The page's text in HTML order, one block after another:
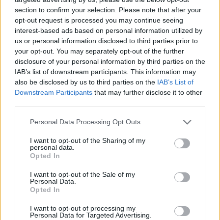
section to confirm your selection. Please note that after your
opt-out request is processed you may continue seeing
interest-based ads based on personal information utilized by
us or personal information disclosed to third parties prior to
your opt-out. You may separately opt-out of the further
disclosure of your personal information by third parties on the
IAB’s list of downstream participants. This information may
also be disclosed by us to third parties on the IAB’s List of
Downstream Participants that may further disclose it to other
Personal Data Processing Opt Outs
I want to opt-out of the Sharing of my
personal data.
Opted In
I want to opt-out of the Sale of my
Personal Data.
Opted In
I want to opt-out of processing my
Personal Data for Targeted Advertising.